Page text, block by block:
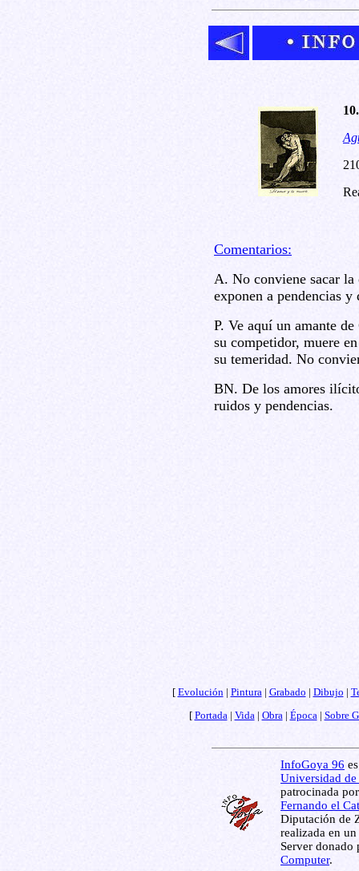
Comentarios:
A. No conviene sacar la
exponen a pendencias y
P. Ve aquí un amante
su competidor, muere
su temeridad. No
BN. De los amores
ruidos y pendencias.
[ Evolución| Pintura| Grabado | Dibujo |
[ Portada| Vida| Obra| Época| Sobre
InfoGoya 96
Universidad de
patrocinada
Fernando el
Diputación de
realizada en
Server donado
Computer.